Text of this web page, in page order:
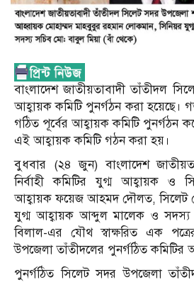
বাংলাদেশ জাতীয়তাবাদী তাঁতীদল
আহ্বায়ক কমিটি পুনর্গঠন করা হয়েছে।
গঠিত পূর্বের আহ্বায়ক কমিটি পুনর্গঠন
এই আহ্বায়ক কমিটি গঠন করা হয়।
বুধবার (২৪ জুন) বাংলাদেশ
নির্বাহী কমিটির যুগ্ম আহ্বায়ক ও
আহ্বায়ক ফয়েজ আহমদ দৌলত, সিলেট
যুগ্ম আহ্বায়ক আব্দুল মালেক ও
বিলাল-এর যৌথ স্বাক্ষরিত এক
উপজেলা তাঁতীদলের পুনর্গঠিত কমিটির
পুনর্গঠিত সিলেট সদর উপজেলা